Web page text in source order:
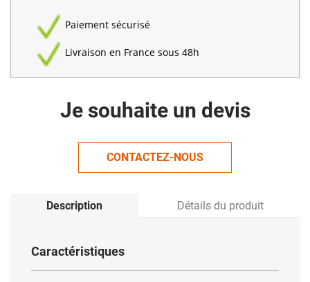
Paiement sécurisé
Livraison en France sous 48h
Je souhaite un devis
CONTACTEZ-NOUS
Description Détails du produit
Caractéristiques